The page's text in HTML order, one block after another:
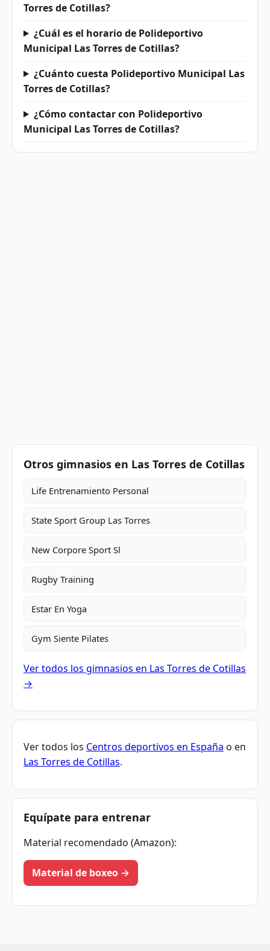
Torres de Cotillas?
¿Cuál es el horario de Polideportivo
Municipal Las Torres de Cotillas?
¿Cuánto cuesta Polideportivo Municipal Las
Torres de Cotillas?
¿Cómo contactar con Polideportivo
Municipal Las Torres de Cotillas?
Otros gimnasios en Las Torres de Cotillas
Life Entrenamiento Personal
State Sport Group Las Torres
New Corpore Sport Sl
Rugby Training
Estar En Yoga
Gym Siente Pilates
Ver todos los gimnasios en Las Torres de Cotillas
→
Ver todos los Centros deportivos en España o en
Las Torres de Cotillas.
Equípate para entrenar
Material recomendado (Amazon):
Material de boxeo →